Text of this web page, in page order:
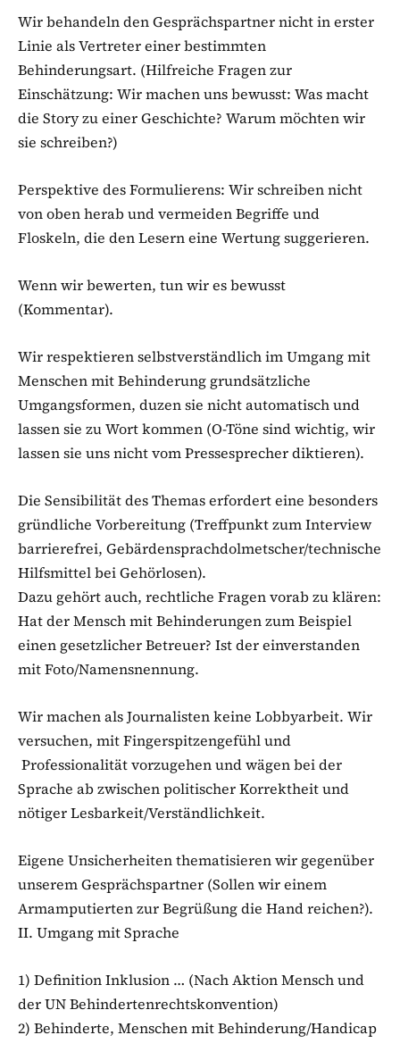
Wir behandeln den Gesprächspartner nicht in erster
Linie als Vertreter einer bestimmten
Behinderungsart. (Hilfreiche Fragen zur
Einschätzung: Wir machen uns bewusst: Was macht
die Story zu einer Geschichte? Warum möchten wir
sie schreiben?)
Perspektive des Formulierens: Wir schreiben nicht
von oben herab und vermeiden Begriffe und
Floskeln, die den Lesern eine Wertung suggerieren.
Wenn wir bewerten, tun wir es bewusst
(Kommentar).
Wir respektieren selbstverständlich im Umgang mit
Menschen mit Behinderung grundsätzliche
Umgangsformen, duzen sie nicht automatisch und
lassen sie zu Wort kommen (O-Töne sind wichtig, wir
lassen sie uns nicht vom Pressesprecher diktieren).
Die Sensibilität des Themas erfordert eine besonders
gründliche Vorbereitung (Treffpunkt zum Interview
barrierefrei, Gebärdensprachdolmetscher/technische
Hilfsmittel bei Gehörlosen).
Dazu gehört auch, rechtliche Fragen vorab zu klären:
Hat der Mensch mit Behinderungen zum Beispiel
einen gesetzlicher Betreuer? Ist der einverstanden
mit Foto/Namensnennung.
Wir machen als Journalisten keine Lobbyarbeit. Wir
versuchen, mit Fingerspitzengefühl und
Professionalität vorzugehen und wägen bei der
Sprache ab zwischen politischer Korrektheit und
nötiger Lesbarkeit/Verständlichkeit.
Eigene Unsicherheiten thematisieren wir gegenüber
unserem Gesprächspartner (Sollen wir einem
Armamputierten zur Begrüßung die Hand reichen?).
II. Umgang mit Sprache
1) Definition Inklusion … (Nach Aktion Mensch und
der UN Behindertenrechtskonvention)
2) Behinderte, Menschen mit Behinderung/Handicap